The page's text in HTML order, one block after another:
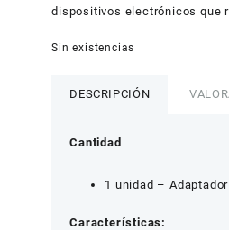
dispositivos electrónicos que
Sin existencias
DESCRIPCIÓN
Cantidad
1 unidad –
Características: